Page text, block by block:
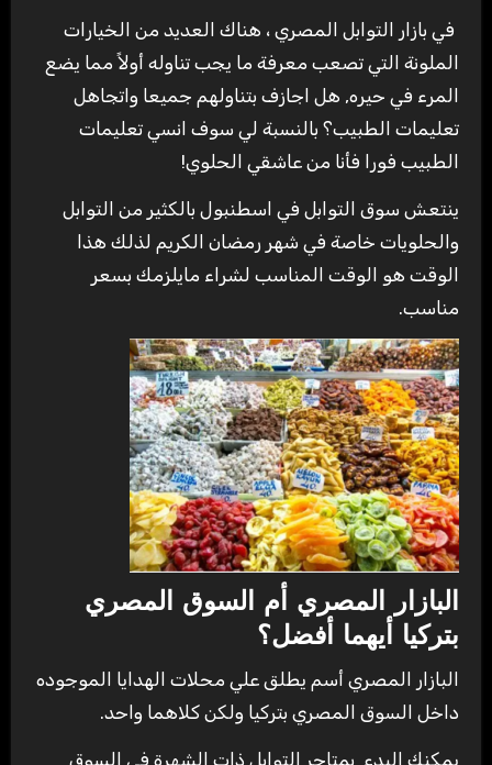
في بازار التوابل المصري ، هناك العديد من الخيارات
الملونة التي تصعب معرفة ما يجب تناوله أولاً مما يضع
المرء في حيره, هل اجازف بتناولهم جميعا واتجاهل
تعليمات الطبيب؟ بالنسبة لي سوف انسي تعليمات
الطبيب فورا فأنا من عاشقي الحلوي!
ينتعش سوق التوابل في اسطنبول بالكثير من التوابل
والحلويات خاصة في شهر رمضان الكريم لذلك هذا
الوقت هو الوقت المناسب لشراء مايلزمك بسعر
مناسب.
البازار المصري أم السوق المصري
بتركيا أيهما أفضل؟
البازار المصري أسم يطلق علي محلات الهدايا الموجوده
داخل السوق المصري بتركيا ولكن كلاهما واحد.
يمكنك البدء بمتاجر التوابل ذات الشهرة في السوق